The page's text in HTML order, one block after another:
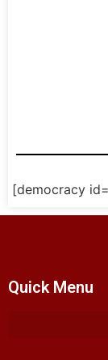
[democracy
Quick Menu